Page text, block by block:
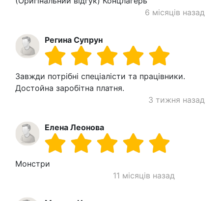
6 місяців назад
Регина Супрун
Завжди потрібні спеціалісти та працівники.
Достойна заробітна платня.
3 тижня назад
Елена Леонова
Монстри
11 місяців назад